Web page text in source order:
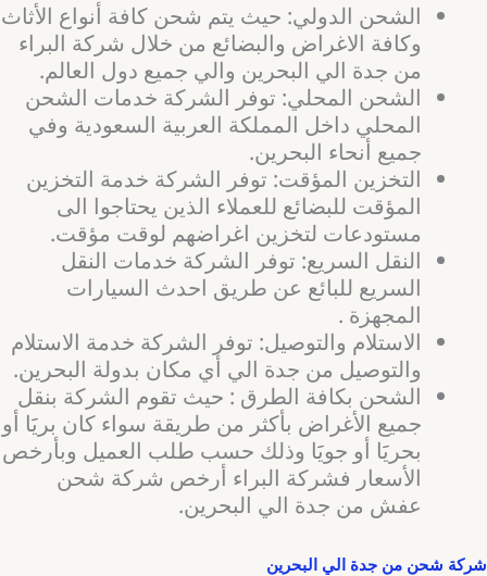
الشحن الدولي: حيث يتم شحن كافة أنواع الأثاث
وكافة الاغراض والبضائع من خلال شركة البراء
من جدة الي البحرين والي جميع دول العالم.
الشحن المحلي: توفر الشركة خدمات الشحن
المحلي داخل المملكة العربية السعودية وفي
جميع أنحاء البحرين.
التخزين المؤقت: توفر الشركة خدمة التخزين
المؤقت للبضائع للعملاء الذين يحتاجوا الى
مستودعات لتخزين اغراضهم لوقت مؤقت.
النقل السريع: توفر الشركة خدمات النقل
السريع للبائع عن طريق احدث السيارات
المجهزة .
الاستلام والتوصيل: توفر الشركة خدمة الاستلام
والتوصيل من جدة الي أي مكان بدولة البحرين.
الشحن بكافة الطرق : حيث تقوم الشركة بنقل
جميع الأغراض بأكثر من طريقة سواء كان بريََا أو
بحريََا أو جويََا وذلك حسب طلب العميل وبأرخص
الأسعار فشركة البراء أرخص شركة شحن
عفش من جدة الي البحرين.
شركة شحن من جدة الي البحرين